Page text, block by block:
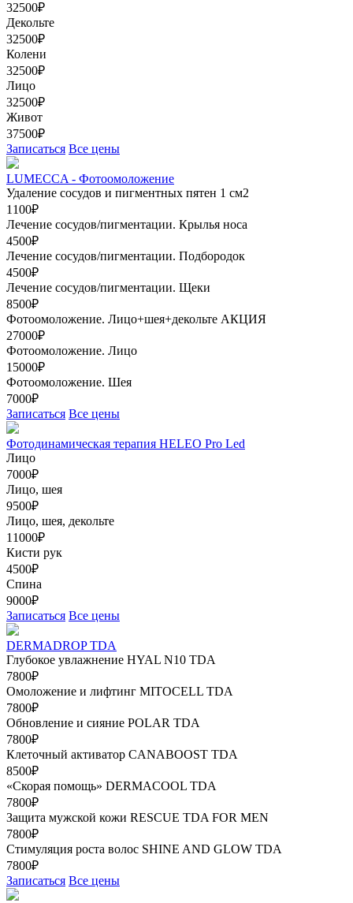
32500₽
Декольте
32500₽
Колени
32500₽
Лицо
32500₽
Живот
37500₽
Записаться Все цены
LUMECCA - Фотоомоложение
Удаление сосудов и пигментных пятен 1 см2
1100₽
Лечение сосудов/пигментации. Крылья носа
4500₽
Лечение сосудов/пигментации. Подбородок
4500₽
Лечение сосудов/пигментации. Щеки
8500₽
Фотоомоложение. Лицо+шея+декольте АКЦИЯ
27000₽
Фотоомоложение. Лицо
15000₽
Фотоомоложение. Шея
7000₽
Записаться Все цены
Фотодинамическая терапия HELEO Pro Led
Лицо
7000₽
Лицо, шея
9500₽
Лицо, шея, декольте
11000₽
Кисти рук
4500₽
Спина
9000₽
Записаться Все цены
DERMADROP TDA
Глубокое увлажнение HYAL N10 TDA
7800₽
Омоложение и лифтинг MITOCELL TDA
7800₽
Обновление и сияние POLAR TDA
7800₽
Клеточный активатор CANABOOST TDA
8500₽
«Скорая помощь» DERMACOOL TDA
7800₽
Защита мужской кожи RESCUE TDA FOR MEN
7800₽
Стимуляция роста волос SHINE AND GLOW TDA
7800₽
Записаться Все цены